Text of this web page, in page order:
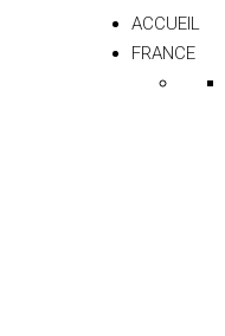
ACCUEIL
FRANCE